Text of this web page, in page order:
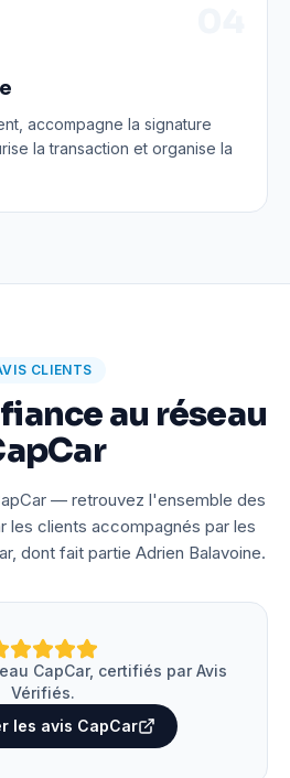
accompagne la signature
la transaction et organise la
CLIENTS
au réseau
— retrouvez l'ensemble des
les clients accompagnés par les
dont fait partie Adrien Balavoine.
CapCar, certifiés par Avis
Vérifiés.
les avis CapCar